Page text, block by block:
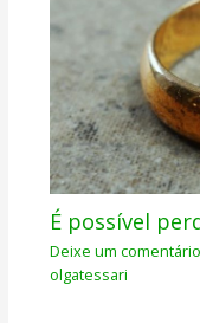
É possível
Deixe um comentário
olgatessari